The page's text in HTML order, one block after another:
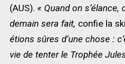
(AUS). « Quand on
demain sera fait, confie la
étions sûres d’une chose :
vie de tenter le Trophée